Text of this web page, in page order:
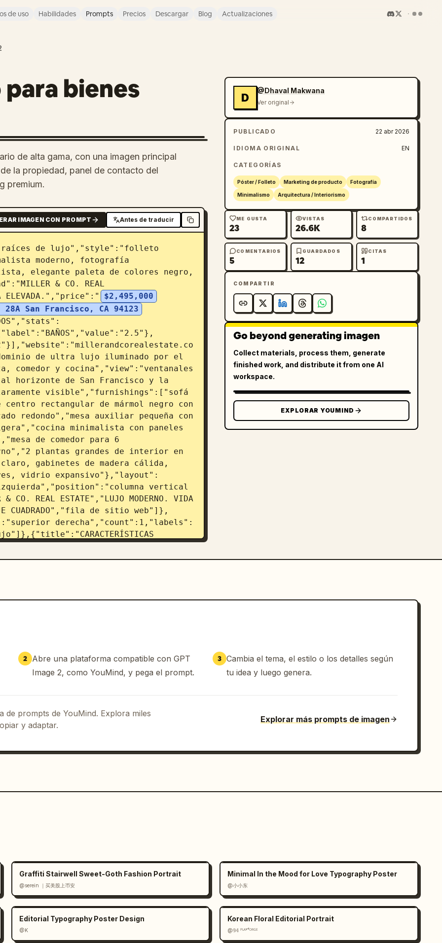
de uso Habilidades Prompts Precios Descargar Blog Actualizaciones
bienes
de alta gama, con una imagen principal
la propiedad, panel de contacto del
premium.
IMAGEN CON PROMPT Antes de traducir
de lujo","style":"folleto
moderno, fotografía
elegante paleta de colores negro,
& CO. REAL
ELEVADA.","price":"
$2,495,000
San Francisco, CA 94123
de ultra lujo iluminado por el
comedor y cocina","view":"ventanales
horizonte de San Francisco y la
visible","furnishings":["sofá
rectangular de mármol negro con
auxiliar pequeña con
minimalista con paneles
de comedor para 6
plantas grandes de interior en
gabinetes de madera cálida,
vidrio expansivo"},"layout":
vertical
REAL ESTATE","LUJO MODERNO. VIDA
CUADRADO","fila de sitio web"]},
derecha","count":1,"labels":
a la ciudad y la bahía","Cocina de
Raíces de
derecho","count":2,"labels":
VIRTUAL"]}],"composition":"barra
que ocupa aproximadamente un
encabezados refinados en
D
@Dhaval Makwana
Ver original
PUBLICADO 22 abr 2026
IDIOMA ORIGINAL EN
CATEGORÍAS
Póster / Folleto Marketing de producto Fotografía
Minimalismo Arquitectura / Interiorismo
ME GUSTA
23
VISTAS
26.6K
COMPARTIDOS
8
COMENTARIOS
5
GUARDADOS
12
CITAS
1
COMPARTIR
Go beyond generating imagen
Collect materials, process them, generate
finished work, and distribute it from one AI
workspace.
EXPLORAR YOUMIND
2 Abre una plataforma compatible con GPT
Image 2, como YouMind, y pega el prompt.
3 Cambia el tema, el estilo o los detalles según
tu idea y luego genera.
de prompts de YouMind. Explora miles
y adaptar.
Explorar más prompts de imagen
Graffiti Stairwell Sweet-Goth Fashion Portrait
@serein ｜买美股上币安
Minimal In the Mood for Love Typography Poster
@小小东
Editorial Typography Poster Design
@K
Korean Floral Editorial Portrait
@𝟡𝟜 ᴾᴸᴬʸᶠᴼᴿᴳᴱ